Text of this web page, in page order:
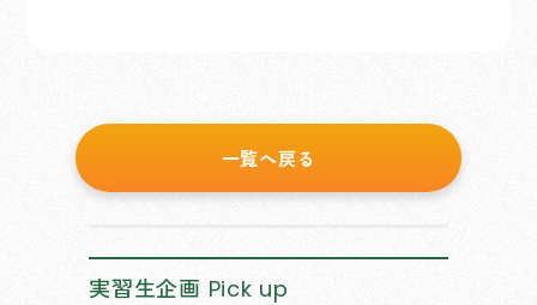
一覧へ戻る
実習生企画 Pick up